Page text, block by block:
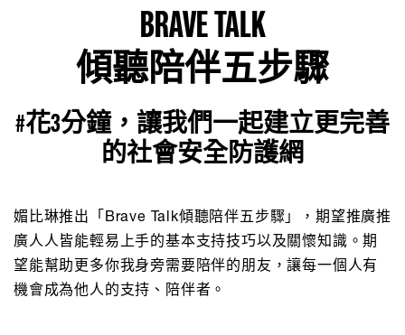
BRAVE TALK
傾聽陪伴五步驟
#花3分鐘，讓我們一起建立更完善
的社會安全防護網
媚比琳推出「Brave Talk傾聽陪伴五步驟」，期望推廣推
廣人人皆能輕易上手的基本支持技巧以及關懷知識。期
望能幫助更多你我身旁需要陪伴的朋友，讓每一個人有
機會成為他人的支持、陪伴者。